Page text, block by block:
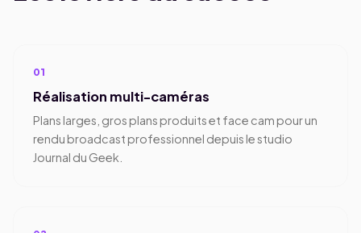
01
Réalisation multi-caméras
Plans larges, gros plans produits et face cam pour un
rendu broadcast professionnel depuis le studio
Journal du Geek.